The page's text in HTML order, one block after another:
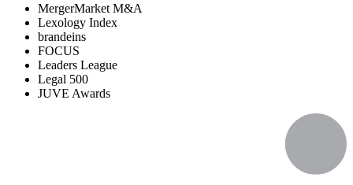
MergerMarket M&A
Lexology Index
brandeins
FOCUS
Leaders League
Legal 500
JUVE Awards